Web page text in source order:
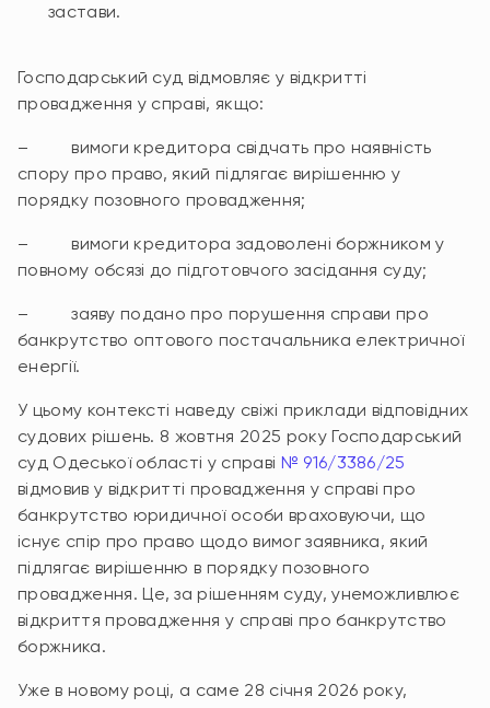
застави.
Господарський суд відмовляє у відкритті
провадження у справі, якщо:
– вимоги кредитора свідчать про наявність
спору про право, який підлягає вирішенню у
порядку позовного провадження;
– вимоги кредитора задоволені боржником у
повному обсязі до підготовчого засідання суду;
– заяву подано про порушення справи про
банкрутство оптового постачальника електричної
енергії.
У цьому контексті наведу свіжі приклади відповідних
судових рішень. 8 жовтня 2025 року Господарський
суд Одеської області у справі № 916/3386/25
відмовив у відкритті провадження у справі про
банкрутство юридичної особи враховуючи, що
існує спір про право щодо вимог заявника, який
підлягає вирішенню в порядку позовного
провадження. Це, за рішенням суду, унеможливлює
відкриття провадження у справі про банкрутство
боржника.
Уже в новому році, а саме 28 січня 2026 року,